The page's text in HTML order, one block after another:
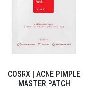
COSRX | ACNE PIMPLE
MASTER PATCH